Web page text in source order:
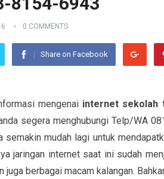
0 COMMENTS
Share on Facebook
mengenai internet sekolah
segera menghubungi Telp/WA
semakin mudah lagi untuk
jaringan internet saat ini sudah
juga berbagai macam kalangan.